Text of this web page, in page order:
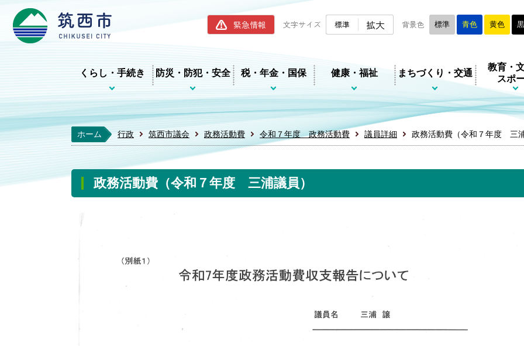
筑西市ホームページ
緊急情報 文字サイズ 標準 拡大 背景色 標準 青色 黄色
くらし・手続き 防災・防犯・安全 税・年金・国保 健康・福祉 まちづくり・交通
教育・
スポ
ホーム 行政 筑西市議会 政務活動費 令和７年度 政務活動費 議員詳細 政務活動費（令和７年度 三
政務活動費（令和７年度 三浦議員）